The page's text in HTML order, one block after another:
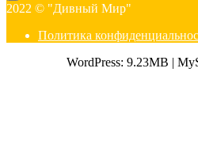
2022 © "Дивный Мир"
Политика
WordPress: 9.23MB |